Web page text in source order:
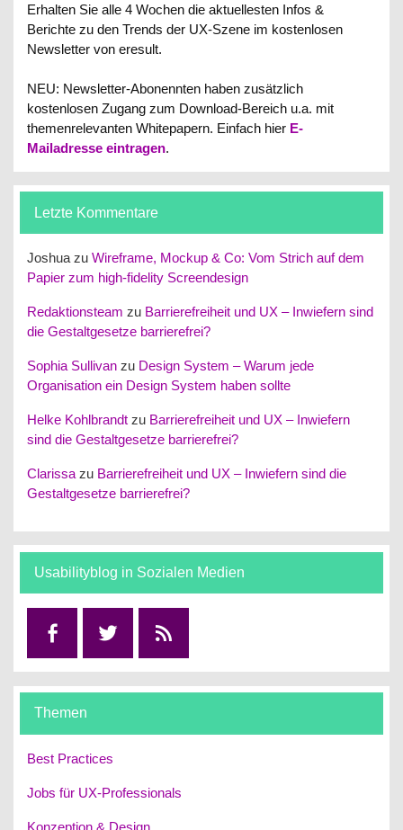
Erhalten Sie alle 4 Wochen die aktuellesten Infos &
Berichte zu den Trends der UX-Szene im kostenlosen
Newsletter von eresult.
NEU: Newsletter-Abonennten haben zusätzlich
kostenlosen Zugang zum Download-Bereich u.a. mit
themenrelevanten Whitepapern. Einfach hier E-
Mailadresse eintragen.
Letzte Kommentare
Joshua zuWireframe, Mockup & Co: Vom Strich auf dem
Papier zum high-fidelity Screendesign
Redaktionsteam zu Barrierefreiheit und UX – Inwiefern sind
die Gestaltgesetze barrierefrei?
Sophia Sullivan zu Design System – Warum jede
Organisation ein Design System haben sollte
Helke Kohlbrandt zu Barrierefreiheit und UX – Inwiefern
sind die Gestaltgesetze barrierefrei?
Clarissa zu Barrierefreiheit und UX – Inwiefern sind die
Gestaltgesetze barrierefrei?
Usabilityblog in Sozialen Medien
Themen
Best Practices
Jobs für UX-Professionals
Konzeption & Design